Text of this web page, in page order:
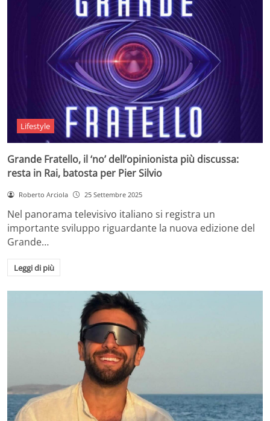
Lifestyle
Grande Fratello, il ‘no’ dell’opinionista più discussa:
resta in Rai, batosta per Pier Silvio
Roberto Arciola 25 Settembre 2025
Nel panorama televisivo italiano si registra un
importante sviluppo riguardante la nuova edizione del
Grande…
Leggi di più